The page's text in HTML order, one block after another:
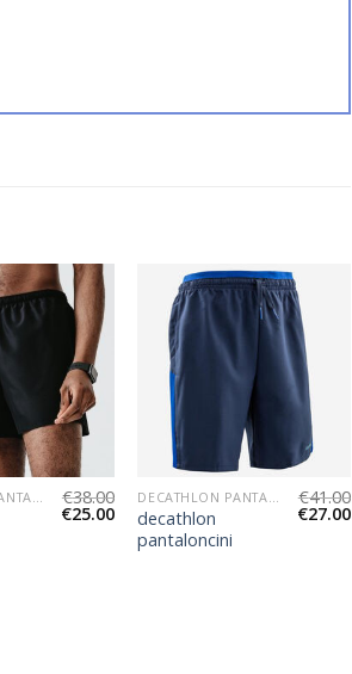
€38.00
€25.00
decathlon
pantaloncini
€41.00
€27.00